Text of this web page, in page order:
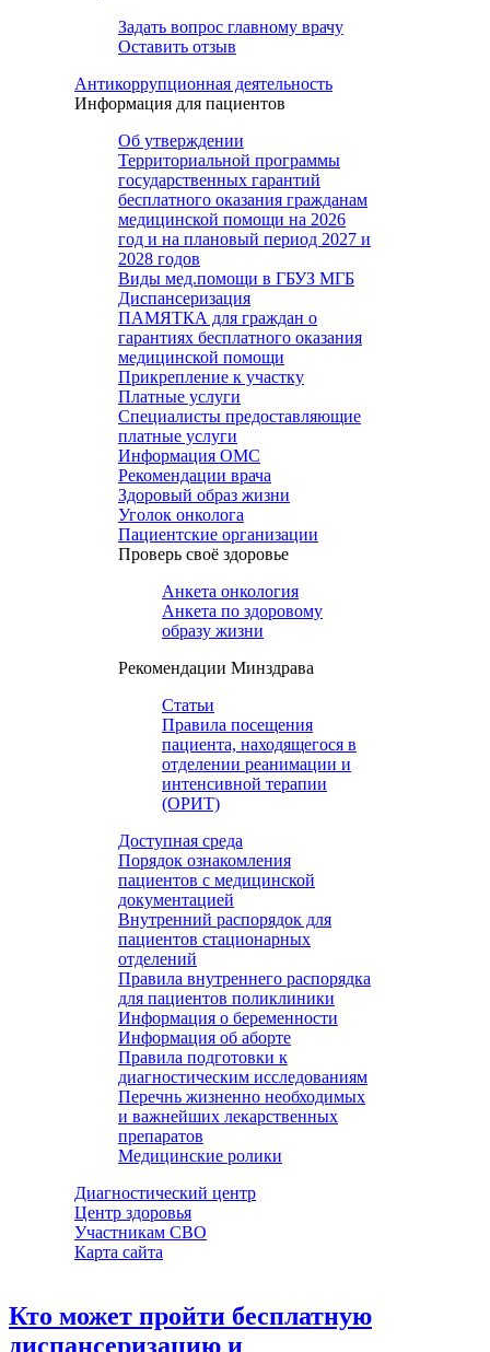
Задать вопрос главному врачу
Оставить отзыв
Антикоррупционная деятельность
Информация для пациентов
Об утверждении
Территориальной программы
государственных гарантий
бесплатного оказания гражданам
медицинской помощи на 2026
год и на плановый период 2027 и
2028 годов
Виды мед.помощи в ГБУЗ МГБ
Диспансеризация
ПАМЯТКА для граждан о
гарантиях бесплатного оказания
медицинской помощи
Прикрепление к участку
Платные услуги
Специалисты предоставляющие
платные услуги
Информация ОМС
Рекомендации врача
Здоровый образ жизни
Уголок онколога
Пациентские организации
Проверь своё здоровье
Анкета онкология
Анкета по здоровому
образу жизни
Рекомендации Минздрава
Статьи
Правила посещения
пациента, находящегося в
отделении реанимации и
интенсивной терапии
(ОРИТ)
Доступная среда
Порядок ознакомления
пациентов с медицинской
документацией
Внутренний распорядок для
пациентов стационарных
отделений
Правила внутреннего распорядка
для пациентов поликлиники
Информация о беременности
Информация об аборте
Правила подготовки к
диагностическим исследованиям
Перечнь жизненно необходимых
и важнейших лекарственных
препаратов
Медицинские ролики
Диагностический центр
Центр здоровья
Участникам СВО
Карта сайта
Кто может пройти бесплатную
диспансеризацию и